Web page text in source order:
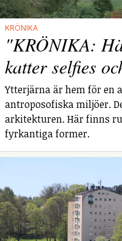
KRÖNIKA
"KRÖNIKA:
katter selfies
Ytterjärna är hem för en
antroposofiska miljöer.
arkitekturen. Här finns
fyrkantiga former.